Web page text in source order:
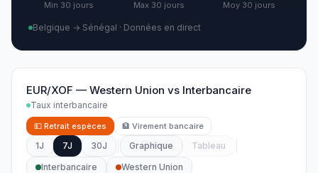
Min 30 jours Max 30 jours Moy 30 jours
Belgique → Sénégal · Données en direct
EUR/XOF — Western Union vs Interbancaire
Taux interbancaire
💵 Retrait espèces 🏦 Virement bancaire
1J 7J 30J Graphique
Tableau
Interbancaire
Western Union